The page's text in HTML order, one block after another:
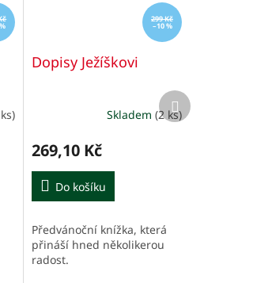
299 Kč
–10 %
Dopisy Ježíškovi
Skladem (2 ks)
269,10 Kč
Do košíku
Předvánoční knížka, která
přináší hned několikerou
radost.
Další
produkt